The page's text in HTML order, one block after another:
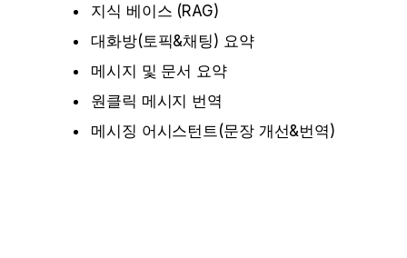
지식 베이스 (RAG)
대화방(토픽&채팅) 요약
메시지 및 문서 요약
원클릭 메시지 번역
메시징 어시스턴트(문장 개선&번역)